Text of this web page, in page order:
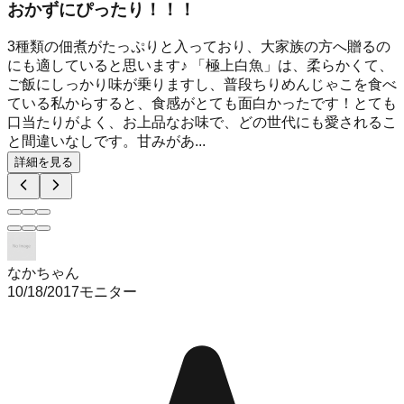
おかずにぴったり！！！
3種類の佃煮がたっぷりと入っており、大家族の方へ贈るの
にも適していると思います♪ 「極上白魚」は、柔らかくて、
ご飯にしっかり味が乗りますし、普段ちりめんじゃこを食べ
ている私からすると、食感がとても面白かったです！とても
口当たりがよく、お上品なお味で、どの世代にも愛されるこ
と間違いなしです。甘みがあ...
詳細を見る
なかちゃん
10/18/2017モニター